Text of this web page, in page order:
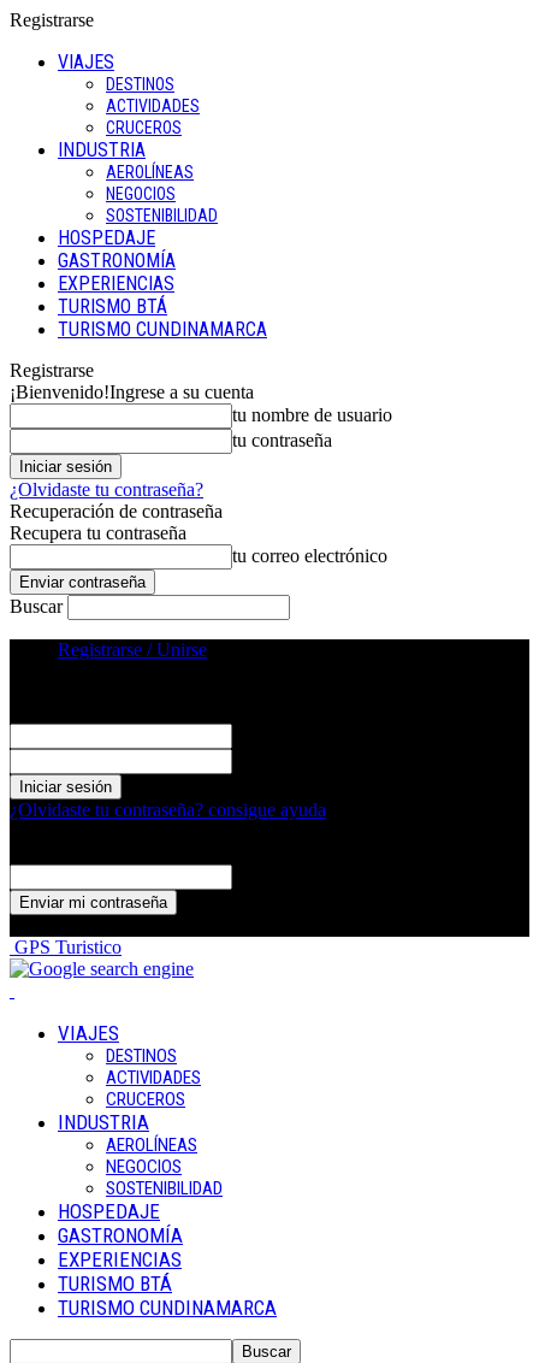
Registrarse
VIAJES
DESTINOS
ACTIVIDADES
CRUCEROS
INDUSTRIA
AEROLÍNEAS
NEGOCIOS
SOSTENIBILIDAD
HOSPEDAJE
GASTRONOMÍA
EXPERIENCIAS
TURISMO BTÁ
TURISMO CUNDINAMARCA
Registrarse
¡Bienvenido!Ingrese a su cuenta
tu nombre de usuario
tu contraseña
¿Olvidaste tu contraseña?
Recuperación de contraseña
Recupera tu contraseña
tu correo electrónico
Buscar
Registrarse / Unirse
¿Olvidaste tu contraseña? consigue ayuda
GPS Turistico
VIAJES
DESTINOS
ACTIVIDADES
CRUCEROS
INDUSTRIA
AEROLÍNEAS
NEGOCIOS
SOSTENIBILIDAD
HOSPEDAJE
GASTRONOMÍA
EXPERIENCIAS
TURISMO BTÁ
TURISMO CUNDINAMARCA